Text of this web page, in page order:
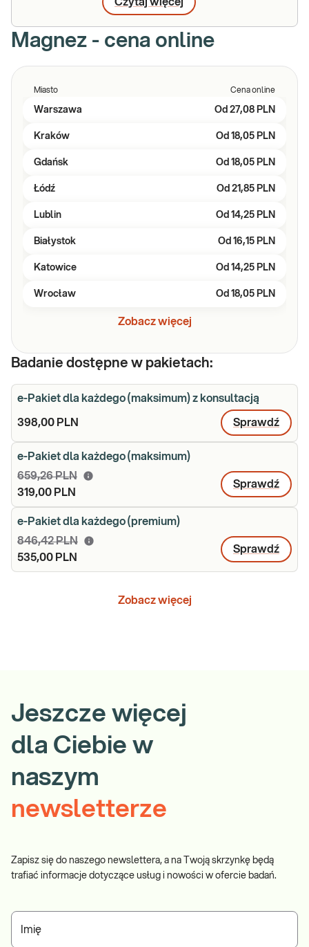
Magnez - cena online
Miasto Cena online
Warszawa Od 27,08 PLN
Kraków Od 18,05 PLN
Gdańsk Od 18,05 PLN
Łódź Od 21,85 PLN
Lublin Od 14,25 PLN
Białystok Od 16,15 PLN
Katowice Od 14,25 PLN
Wrocław Od 18,05 PLN
Zobacz więcej
Badanie dostępne w pakietach:
e-Pakiet dla każdego (maksimum) z konsultacją
398,00 PLN Sprawdź
e-Pakiet dla każdego (maksimum)
659,26 PLN
319,00 PLN
Sprawdź
e-Pakiet dla każdego (premium)
846,42 PLN
535,00 PLN
Sprawdź
Zobacz więcej
Jeszcze więcej
dla Ciebie w
naszym
newsletterze
Zapisz się do naszego newslettera, a na Twoją skrzynkę będą
trafiać informacje dotyczące usług i nowości w ofercie badań.
Imię